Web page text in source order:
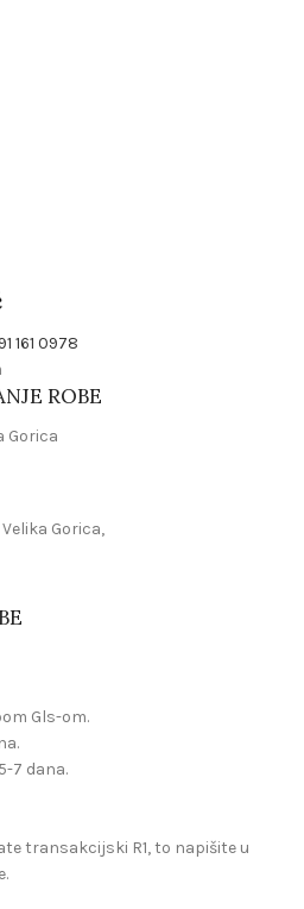
161 0978
ROBE
Gorica
Gorica,
Gls-om.
7 dana.
transakcijski R1, to napišite u